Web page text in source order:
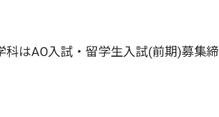
科はAO入試・留学生入試(前期)募集締